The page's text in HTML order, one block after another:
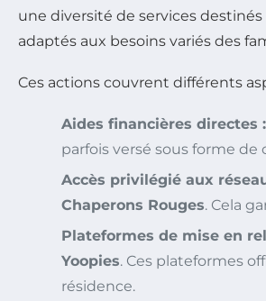
une diversité de services
adaptés aux besoins variés des
Ces actions couvrent différents
Aides financières directes :
parfois versé sous forme
Accès privilégié aux
Chaperons Rouges. Cela
Plateformes de mise en
Yoopies. Ces plateformes
résidence.